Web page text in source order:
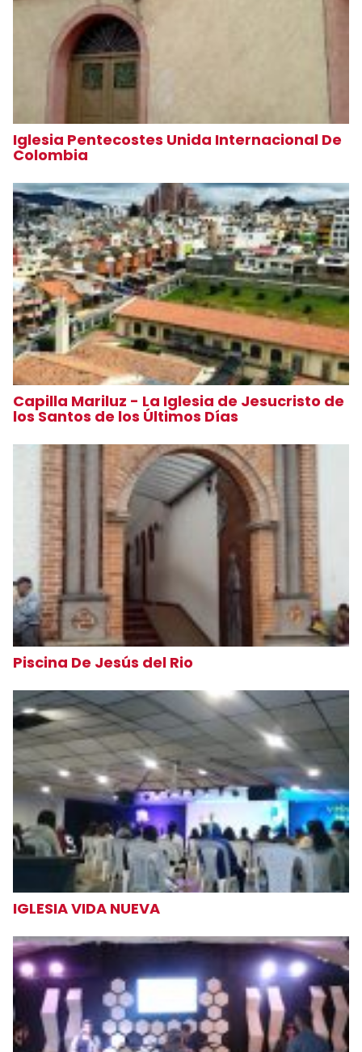
Iglesia Pentecostes Unida Internacional De
Colombia
Capilla Mariluz - La Iglesia de Jesucristo de
los Santos de los Últimos Días
Piscina De Jesús del Rio
IGLESIA VIDA NUEVA